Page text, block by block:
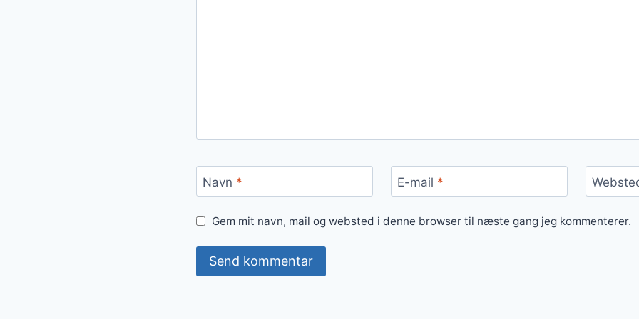
Navn * E-mail *
Gem mit navn, mail og websted i denne browser til næste gang jeg kommenterer.